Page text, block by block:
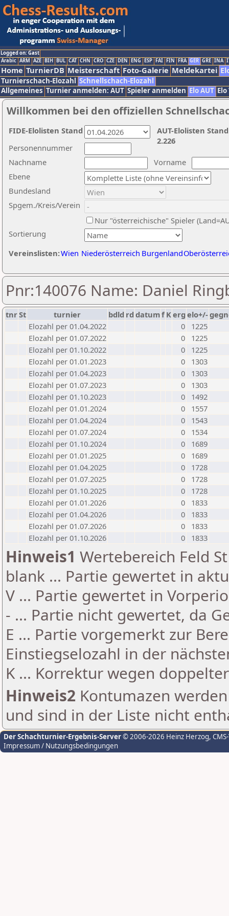
Logged on: Gast
Arabic ARM AZE BIH BUL CAT CHN CRO CZE DEN ENG ESP FAI FIN FRA GER GRE INA
Home TurnierDB Meisterschaft Foto-Galerie Meldekartei
Turnierschach-Elozahl Schnellschach-Elozahl
Allgemeines Turnier anmelden: AUT Spieler anmelden Elo AUT
Willkommen bei den offiziellen
Nachname
Vorname
Ebene
Sortierung
Personennummer
Bundesland
Spgem./Kreis/Verein
Nur "österreichische" Spieler
Vereinslisten:Wien Niederösterreich Burgenland
AUT-Elolisten
2.226
FIDE-Elolisten Stand
Pnr:140076 Name: Daniel
tnrSt turnier bdld rd datumf Kerg elo+/-
Elozahl per 01.04.2022
0
1225
Elozahl per 01.07.2022
0
1225
Elozahl per 01.10.2022
0
1225
Elozahl per 01.01.2023
0
1303
Elozahl per 01.04.2023
0
1303
Elozahl per 01.07.2023
0
1303
Elozahl per 01.10.2023
0
1492
Elozahl per 01.01.2024
0
1557
Elozahl per 01.04.2024
0
1543
Elozahl per 01.07.2024
0
1534
Elozahl per 01.10.2024
0
1689
Elozahl per 01.01.2025
0
1689
Elozahl per 01.04.2025
0
1728
Elozahl per 01.07.2025
0
1728
Elozahl per 01.10.2025
0
1728
Elozahl per 01.01.2026
0
1833
Elozahl per 01.04.2026
0
1833
Elozahl per 01.07.2026
0
1833
Elozahl per 01.10.2026
0 1833
Hinweis1 Wertebereich Feld
blank ... Partie gewertet in
V ... Partie gewertet in
- ... Partie nicht gewertet, da
E ... Partie vorgemerkt zur
Einstiegselozahl in der
K ... Korrektur wegen
Hinweis2 Kontumazen
und sind in der Liste nicht
Der Schachturnier-Ergebnis-Server© 2006-2026 Heinz Herzog,
Impressum / Nutzungsbedingungen